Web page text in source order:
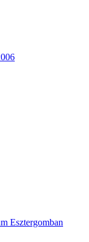
Esztergomban